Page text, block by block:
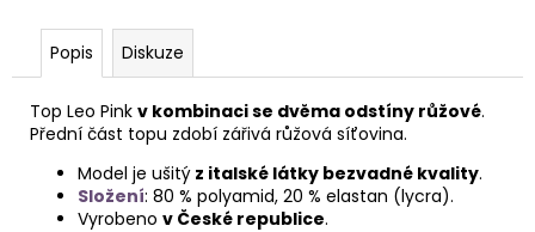
Popis Diskuze
Top Leo Pink v kombinaci se dvěma odstíny růžové.
Přední část topu zdobí zářivá růžová síťovina.
Model je ušitý z italské látky bezvadné kvality.
Složení: 80 % polyamid, 20 % elastan (lycra).
Vyrobeno v České republice.
SÍŤOVANÉ
CYKLYSTICKÉ
KRAŤASY
950
Kč